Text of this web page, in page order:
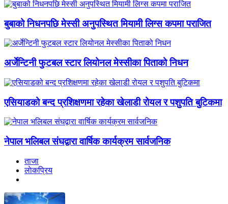
बुबाको निधनपछि मेस्सी अनुपस्थित मियामी लिग्स कपमा पराजित
अर्जेन्टिनी फुटबल स्टार लियोनल मेस्सीका पिताको निधन
एसियाडको बन्द प्रशिक्षणमा रहेका खेलाडी रोयल र पशुपति बुटिकमा
नेपाल भलिबल संघद्वारा वार्षिक कार्यक्रम सार्वजनिक
ताजा
लाेकप्रिय